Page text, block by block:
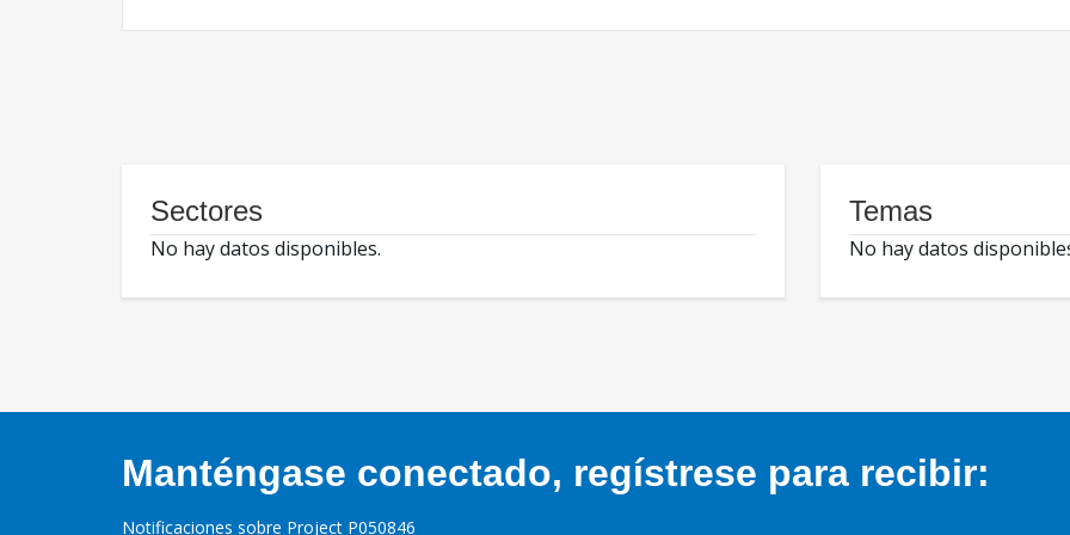
Sectores
No hay datos disponibles.
Temas
No hay datos
Manténgase conectado, regístrese para recibir:
Notificaciones sobre Project P050846